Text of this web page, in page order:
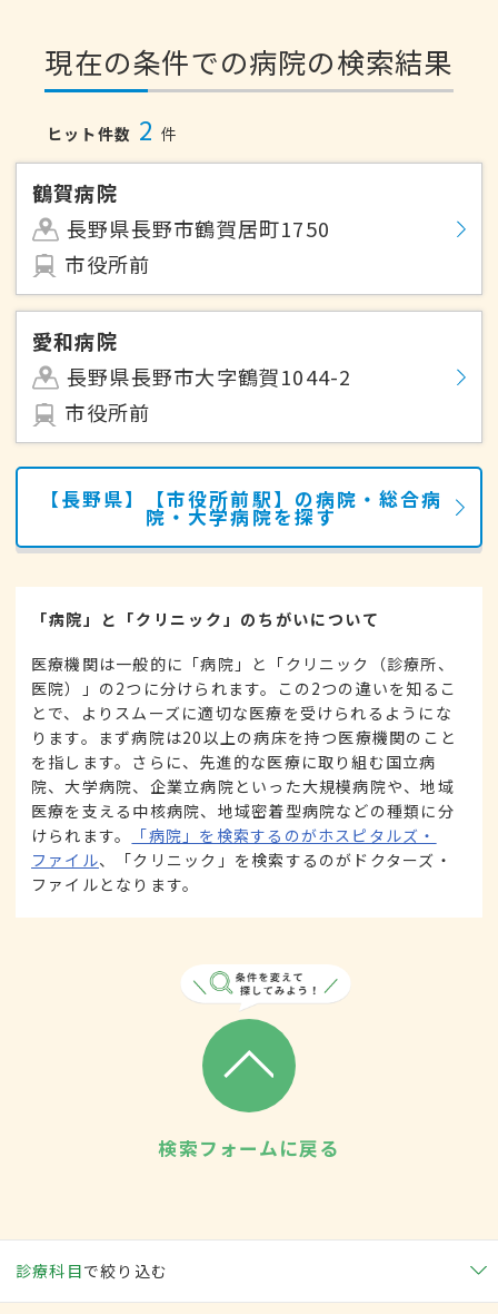
現在の条件での病院の検索結果
ヒット件数 2 件
鶴賀病院
長野県長野市鶴賀居町1750
市役所前
愛和病院
長野県長野市大字鶴賀1044-2
市役所前
【長野県】【市役所前駅】の病院・総合病
院・大学病院を探す
「病院」と「クリニック」のちがいについて
医療機関は一般的に「病院」と「クリニック（診療所、
医院）」の2つに分けられます。この2つの違いを知るこ
とで、よりスムーズに適切な医療を受けられるようにな
ります。まず病院は20以上の病床を持つ医療機関のこと
を指します。さらに、先進的な医療に取り組む国立病
院、大学病院、企業立病院といった大規模病院や、地域
医療を支える中核病院、地域密着型病院などの種類に分
けられます。
「病院」を検索するのがホスピタルズ・
ファイル、「クリニック」を検索するのがドクターズ・
ファイルとなります。
検索フォームに戻る
診療科目で絞り込む